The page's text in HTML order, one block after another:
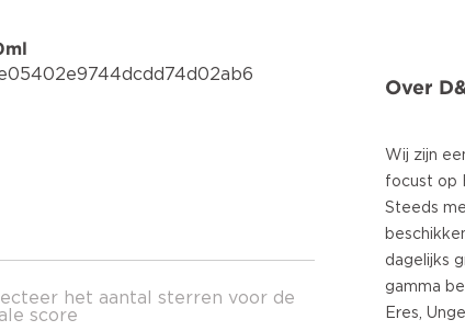
het aantal sterren voor de
score
Over
Wij zijn
focust op
Steeds
dagelijks
gamma
Eres,